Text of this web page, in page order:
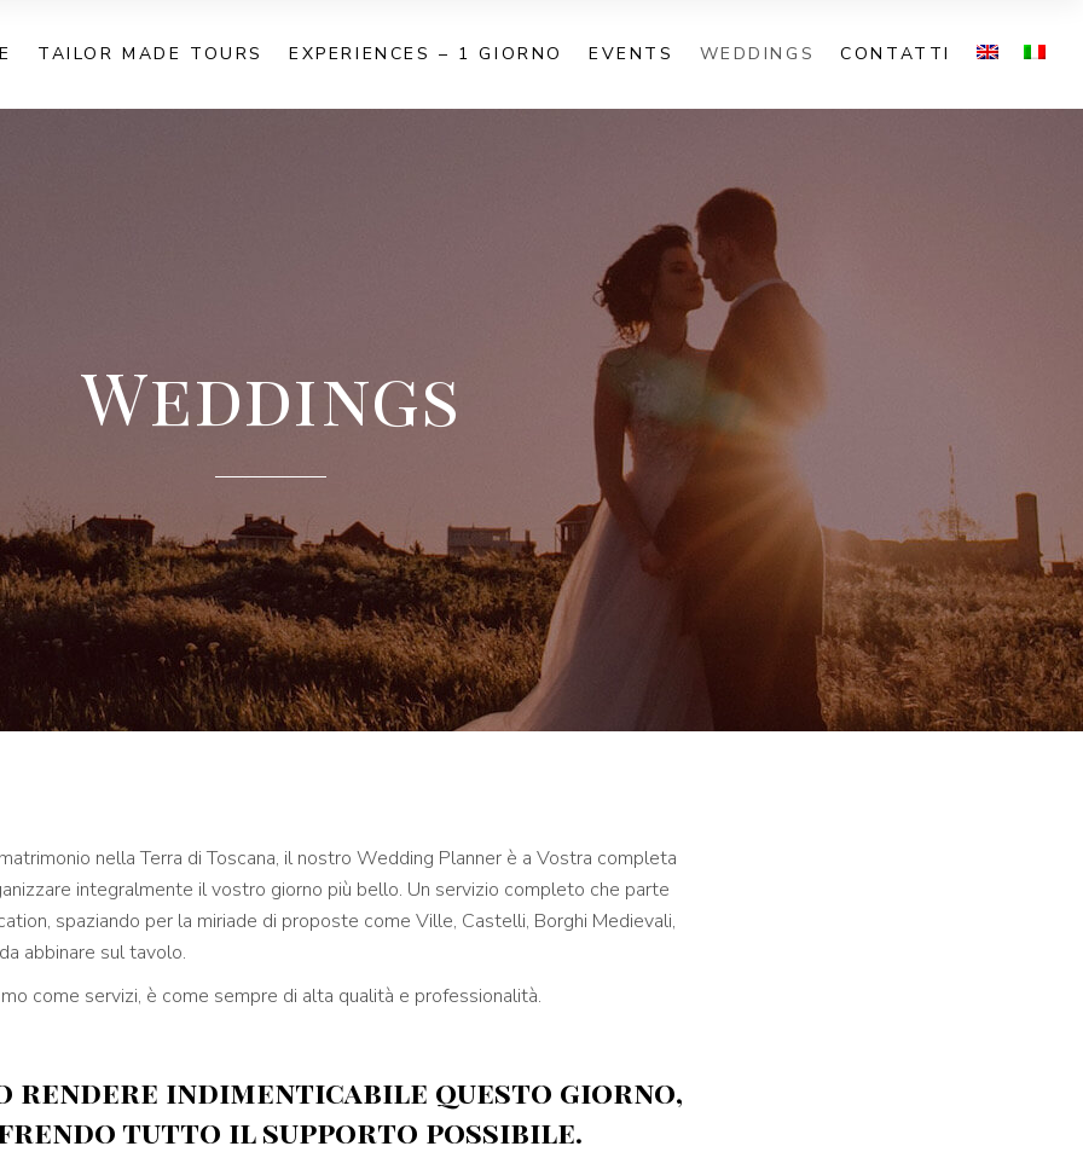
TAILOR MADE TOURS EXPERIENCES – 1 GIORNO EVENTS WEDDINGS CONTATTI
Weddings
nella Terra di Toscana, il nostro Wedding Planner è a Vostra completa
integralmente il vostro giorno più bello. Un servizio completo che parte
spaziando per la miriade di proposte come Ville, Castelli, Borghi Medievali,
abbinare sul tavolo.
come servizi, è come sempre di alta qualità e professionalità.
rendere indimenticabile questo giorno,
tutto il supporto possibile.